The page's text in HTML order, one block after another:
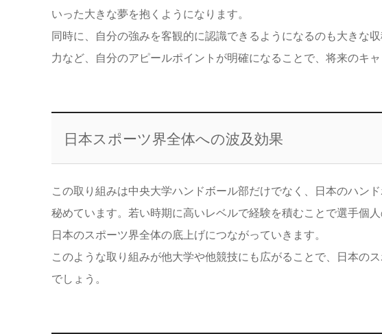
いった大きな夢を抱くようになります。
同時に、自分の強みを客観的に認識できるようになるのも大きな
力など、自分のアピールポイントが明確になることで、将来のキ
日本スポーツ界全体への波及効果
この取り組みは中央大学ハンドボール部だけでなく、日本のハン
秘めています。若い時期に高いレベルで経験を積むことで選手個
日本のスポーツ界全体の底上げにつながっていきます。
このような取り組みが他大学や他競技にも広がることで、日本の
でしょう。